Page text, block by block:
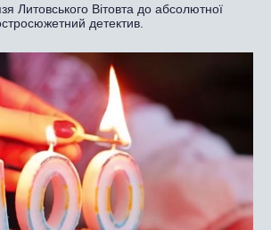
Литовського Вітовта до абсолютної
детектив.